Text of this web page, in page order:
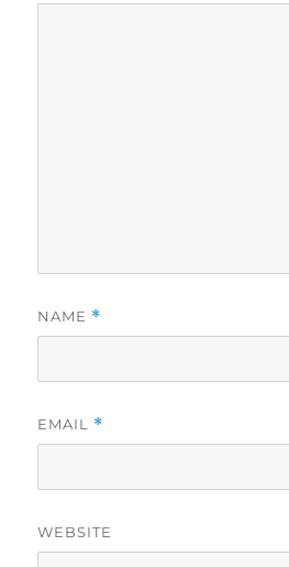
NAME *
EMAIL *
WEBSITE